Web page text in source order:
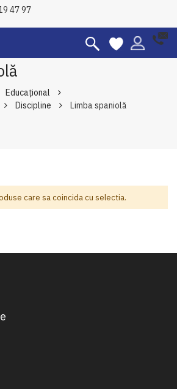
47 97
Educațional
Discipline Limba spaniolă
care sa coincida cu selectia.